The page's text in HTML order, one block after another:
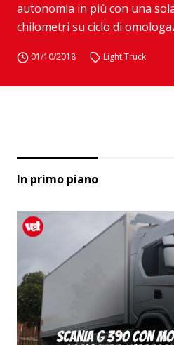
autonomia in più con una
chilometri su ciclo di
01/10/2018 Light Truck
In primo piano